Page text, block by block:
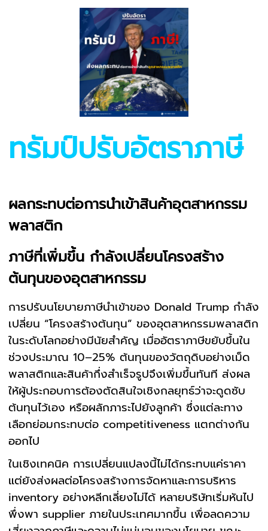
ทรัมป์ปรับอัตราภาษี
ผลกระทบต่อการนำเข้าสินค้าอุตสาหกรรม
พลาสติก
ภาษีที่เพิ่มขึ้น กำลังเปลี่ยนโครงสร้าง
ต้นทุนของอุตสาหกรรม
การปรับนโยบายภาษีนำเข้าของ Donald Trump กำลัง
เปลี่ยน “โครงสร้างต้นทุน” ของอุตสาหกรรมพลาสติก
ในระดับโลกอย่างมีนัยสำคัญ เมื่ออัตราภาษีขยับขึ้นใน
ช่วงประมาณ 10–25% ต้นทุนของวัตถุดิบอย่างเม็ด
พลาสติกและสินค้ากึ่งสำเร็จรูปจึงเพิ่มขึ้นทันที ส่งผล
ให้ผู้ประกอบการต้องตัดสินใจเชิงกลยุทธ์ว่าจะดูดซับ
ต้นทุนไว้เอง หรือผลักภาระไปยังลูกค้า ซึ่งแต่ละทาง
เลือกย่อมกระทบต่อ competitiveness แตกต่างกัน
ออกไป
ในเชิงเทคนิค การเปลี่ยนแปลงนี้ไม่ได้กระทบแค่ราคา
แต่ยังส่งผลต่อโครงสร้างการจัดหาและการบริหาร
inventory อย่างหลีกเลี่ยงไม่ได้ หลายบริษัทเริ่มหันไป
พึ่งพา supplier ภายในประเทศมากขึ้น เพื่อลดความ